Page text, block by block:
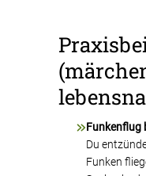
Funkenflug
Du
Funken